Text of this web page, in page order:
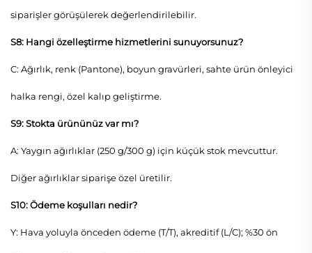
siparişler görüşülerek değerlendirilebilir.
S8: Hangi özelleştirme hizmetlerini sunuyorsunuz?
C: Ağırlık, renk (Pantone), boyun gravürleri, sahte ürün önleyici
halka rengi, özel kalıp geliştirme.
S9: Stokta ürününüz var mı?
A: Yaygın ağırlıklar (250 g/300 g) için küçük stok mevcuttur.
Diğer ağırlıklar siparişe özel üretilir.
S10: Ödeme koşulları nedir?
Y: Hava yoluyla önceden ödeme (T/T), akreditif (L/C); %30 ön